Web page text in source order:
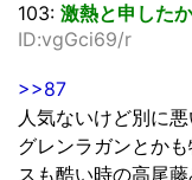
103: 激熱と申したか
ID:vgGci69/r
>>87
人気ないけど別に
グレンラガンとか
スも酷い時の高尾